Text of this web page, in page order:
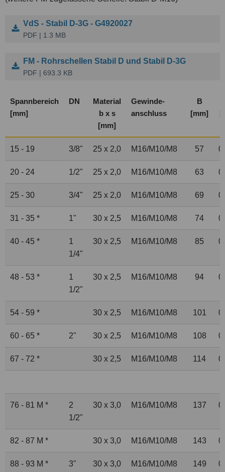
VdS - Stabil D-3G - G4920027
PDF | 1.3 MB
FM - Rohrschellen Stabil D und Stabil D-3G
PDF | 693.3 KB
Spannbereich
[mm]
DN
Material
b x s
[mm]
Gewinde-
anschluss
B
[mm]
15 - 19 3/8" 25 x 2,0 M16/M10/M8 57
20 - 24 1/2" 25 x 2,0 M16/M10/M8 63
25 - 30 3/4" 25 x 2,0 M16/M10/M8 69
31 - 35 * 1" 30 x 2,5 M16/M10/M8 74
40 - 45 *
1
1/4"
30 x 2,5 M16/M10/M8 85
48 - 53 *
1
1/2"
30 x 2,5 M16/M10/M8 94
54 - 59 * 30 x 2,5 M16/M10/M8 101
60 - 65 * 2" 30 x 2,5 M16/M10/M8 108
67 - 72 * 30 x 2,5 M16/M10/M8 114
76 - 81 M *
2
1/2"
30 x 3,0 M16/M10/M8 137
82 - 87 M * 30 x 3,0 M16/M10/M8 143
88 - 93 M * 3" 30 x 3,0 M16/M10/M8 149